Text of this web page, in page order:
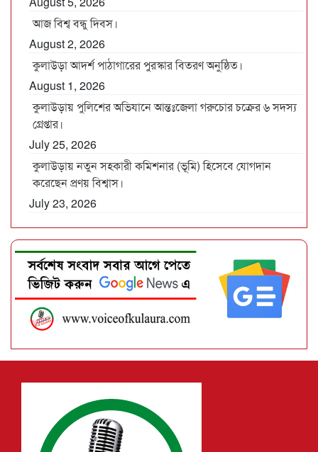
আজ বিশ্ব বন্ধু দিবস।
August 2, 2026
কুলাউড়া আদর্শ পাঠাগারের পুরস্কার বিতরণ অনুষ্ঠিত।
August 1, 2026
কুলাউড়ায় পুলিশের অভিযানে আন্তঃজেলা গরুচোর চক্রের ৬ সদস্য
গ্রেপ্তার।
July 25, 2026
কুলাউড়ায় নতুন সহকারী কমিশনার (ভূমি) হিসেবে যোগদান
করেছেন প্রণয় বিশ্বাস।
July 23, 2026